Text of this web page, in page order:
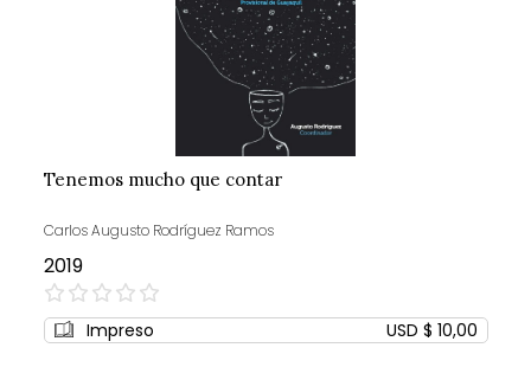
Tenemos mucho que contar
Carlos Augusto Rodríguez Ramos
2019
0%
Impreso USD $ 10,00